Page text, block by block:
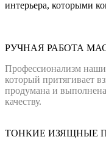
интерьера, которыми
РУЧНАЯ РАБОТА
Профессионализм
который притягивает
продумана и
качеству.
ТОНКИЕ ИЗЯЩНЫЕ